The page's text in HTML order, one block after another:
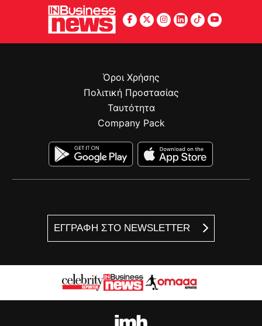
ΕΓΓΡΑΦΗ ΣΤΟ NEWSLETTER
Όροι Χρήσης
Πολιτική Προστασίας
Ταυτότητα
Company Pack